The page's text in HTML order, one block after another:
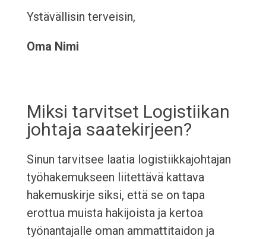
Ystävällisin terveisin,
Oma Nimi
Miksi tarvitset Logistiikan
johtaja saatekirjeen?
Sinun tarvitsee laatia logistiikkajohtajan
työhakemukseen liitettävä kattava
hakemuskirje siksi, että se on tapa
erottua muista hakijoista ja kertoa
työnantajalle oman ammattitaidon ja